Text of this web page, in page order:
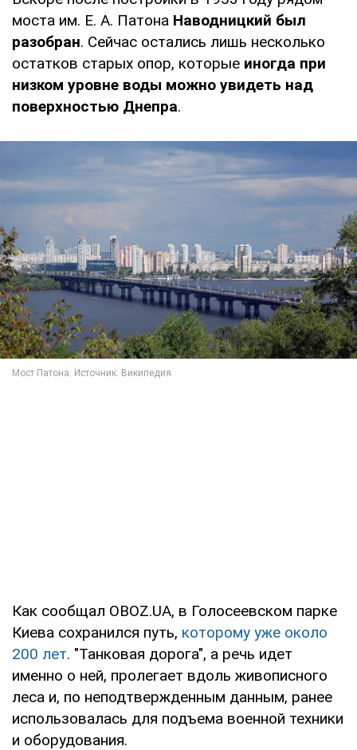
моста им. Е. А. Патона Наводницкий был
разобран. Сейчас остались лишь несколько
остатков старых опор, которые иногда при
низком уровне воды можно увидеть над
поверхностью Днепра.
Как сообщал OBOZ.UA, в Голосеевском парке
Киева сохранился путь, которому уже около
200 лет. "Танковая дорога", а речь идет
именно о ней, пролегает вдоль живописного
леса и, по неподтвержденным данным, ранее
использовалась для подъема военной техники
и оборудования.